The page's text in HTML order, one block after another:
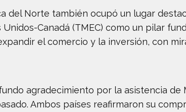
del Norte también ocupó un lugar
Canadá (TMEC) como un pilar
el comercio y la inversión, con
agradecimiento por la asistencia
Ambos países reafirmaron su